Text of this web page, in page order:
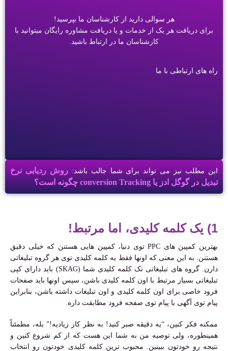
هر سوالی دارید از کارشناسان ما بپرسید!
برای دریافت هر یک از خدمات و یا دریافت مشاوره رایگان میتوانید با
کارشناسان ما در ارتباط باشید.
راه های ارتباطی با ما
این مطلب نیز می تواند برای شما جالب باشد:روش ردیابی نرخ
تبدیل در گوگل ادز یا conversion Tracking چگونه است؟
1) یک کلمه کلیدی، اما مرتبط!
بهترین کمپین های PPC توی دنیا، کمپین هایی هستنن که خیلی دقیق
هستنن. به این معنی که اونها فقط یه کلمه کلیدی توی هر گروه تبلیغاتی
دارن. گروه های تبلیغاتی تک کلمه کلیدی شما (SKAG) باید دارای کپی
تبلیغاتی بسیار مرتبط با اون کلمه کلیدی باشن، سپس اونها باید صفحات
فرود خاصی برای اون کلمه کلیدی و اون تبلیغات داشته باشن، بنابراین
پیام توی آگهی با پیام توی صفحه فرود مطابقت داره.
ممکنه فکر کنین، “یه دقیقه صبر کنید! به نظر کار زیادیه!” بله، مطمئناً
همینطوره، ولی توصیه من به شما این هست که از کم شروع کنین و
نتیجه رو خودتون ببینین. محبوب ترین کلمه کلیدی خودتون رو انتخاب